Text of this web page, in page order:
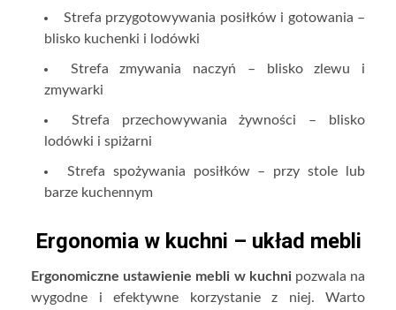
Strefa przygotowywania posiłków i gotowania –
blisko kuchenki i lodówki
Strefa zmywania naczyń – blisko zlewu i
zmywarki
Strefa przechowywania żywności – blisko
lodówki i spiżarni
Strefa spożywania posiłków – przy stole lub
barze kuchennym
Ergonomia w kuchni – układ mebli
Ergonomiczne ustawienie mebli w kuchnipozwala na
wygodne i efektywne korzystanie z niej. Warto